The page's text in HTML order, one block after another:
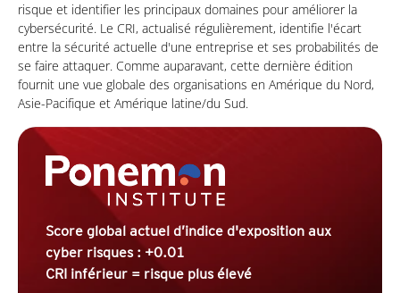
risque et identifier les principaux domaines pour améliorer la
cybersécurité. Le CRI, actualisé régulièrement, identifie l'écart
entre la sécurité actuelle d'une entreprise et ses probabilités de
se faire attaquer. Comme auparavant, cette dernière édition
fournit une vue globale des organisations en Amérique du Nord,
Asie-Pacifique et Amérique latine/du Sud.
Score global actuel d’indice d'exposition aux
cyber risques : +0.01
CRI inférieur = risque plus élevé